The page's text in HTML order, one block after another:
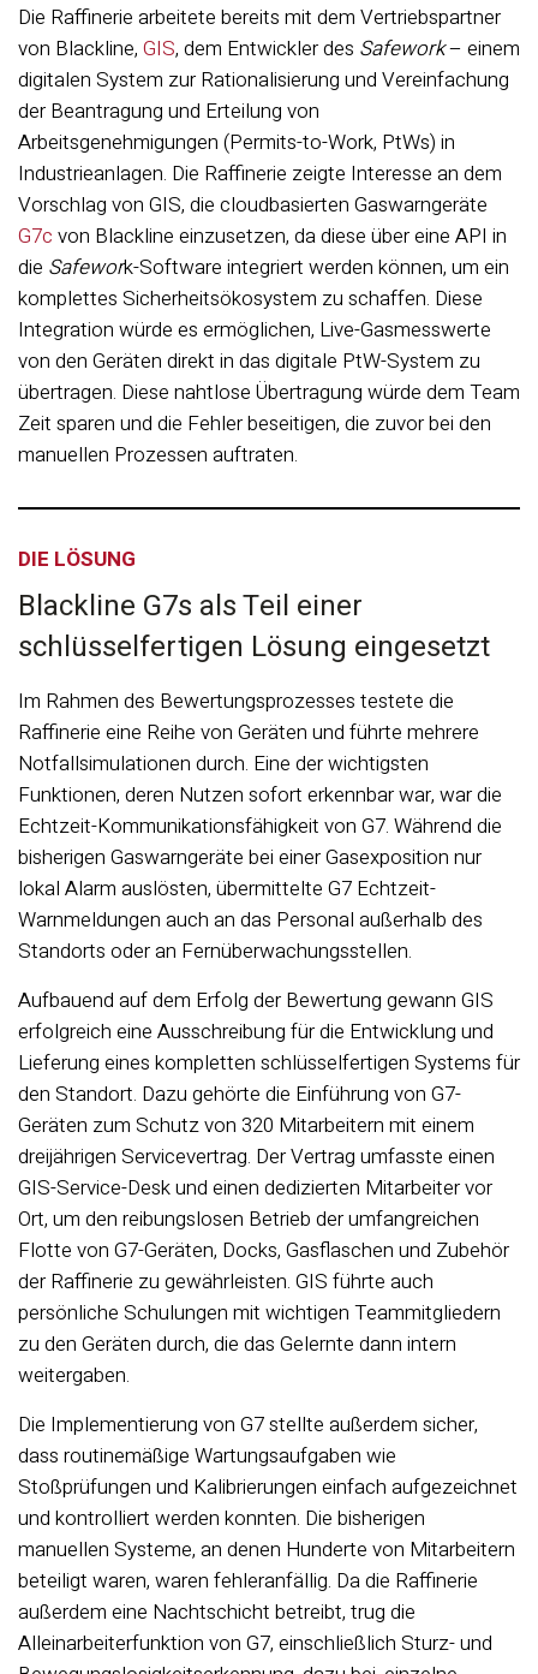
Die Raffinerie arbeitete bereits mit dem Vertriebspartner
von Blackline, GIS, dem Entwickler des Safework– einem
digitalen System zur Rationalisierung und Vereinfachung
der Beantragung und Erteilung von
Arbeitsgenehmigungen (Permits-to-Work, PtWs) in
Industrieanlagen. Die Raffinerie zeigte Interesse an dem
Vorschlag von GIS, die cloudbasierten Gaswarngeräte
G7c von Blackline einzusetzen, da diese über eine API in
die Safework-Software integriert werden können, um ein
komplettes Sicherheitsökosystem zu schaffen. Diese
Integration würde es ermöglichen, Live-Gasmesswerte
von den Geräten direkt in das digitale PtW-System zu
übertragen. Diese nahtlose Übertragung würde dem Team
Zeit sparen und die Fehler beseitigen, die zuvor bei den
manuellen Prozessen auftraten.
DIE LÖSUNG
Blackline G7s als Teil einer
schlüsselfertigen Lösung eingesetzt
Im Rahmen des Bewertungsprozesses testete die
Raffinerie eine Reihe von Geräten und führte mehrere
Notfallsimulationen durch. Eine der wichtigsten
Funktionen, deren Nutzen sofort erkennbar war, war die
Echtzeit-Kommunikationsfähigkeit von G7. Während die
bisherigen Gaswarngeräte bei einer Gasexposition nur
lokal Alarm auslösten, übermittelte G7 Echtzeit-
Warnmeldungen auch an das Personal außerhalb des
Standorts oder an Fernüberwachungsstellen.
Aufbauend auf dem Erfolg der Bewertung gewann GIS
erfolgreich eine Ausschreibung für die Entwicklung und
Lieferung eines kompletten schlüsselfertigen Systems für
den Standort. Dazu gehörte die Einführung von G7-
Geräten zum Schutz von 320 Mitarbeitern mit einem
dreijährigen Servicevertrag. Der Vertrag umfasste einen
GIS-Service-Desk und einen dedizierten Mitarbeiter vor
Ort, um den reibungslosen Betrieb der umfangreichen
Flotte von G7-Geräten, Docks, Gasflaschen und Zubehör
der Raffinerie zu gewährleisten. GIS führte auch
persönliche Schulungen mit wichtigen Teammitgliedern
zu den Geräten durch, die das Gelernte dann intern
weitergaben.
Die Implementierung von G7 stellte außerdem sicher,
dass routinemäßige Wartungsaufgaben wie
Stoßprüfungen und Kalibrierungen einfach aufgezeichnet
und kontrolliert werden konnten. Die bisherigen
manuellen Systeme, an denen Hunderte von Mitarbeitern
beteiligt waren, waren fehleranfällig. Da die Raffinerie
außerdem eine Nachtschicht betreibt, trug die
Alleinarbeiterfunktion von G7, einschließlich Sturz- und